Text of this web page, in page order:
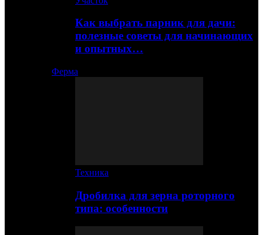
Как выбрать парник для дачи:
полезные советы для начинающих
и опытных…
Ферма
Техника
Дробилка для зерна роторного
типа: особенности